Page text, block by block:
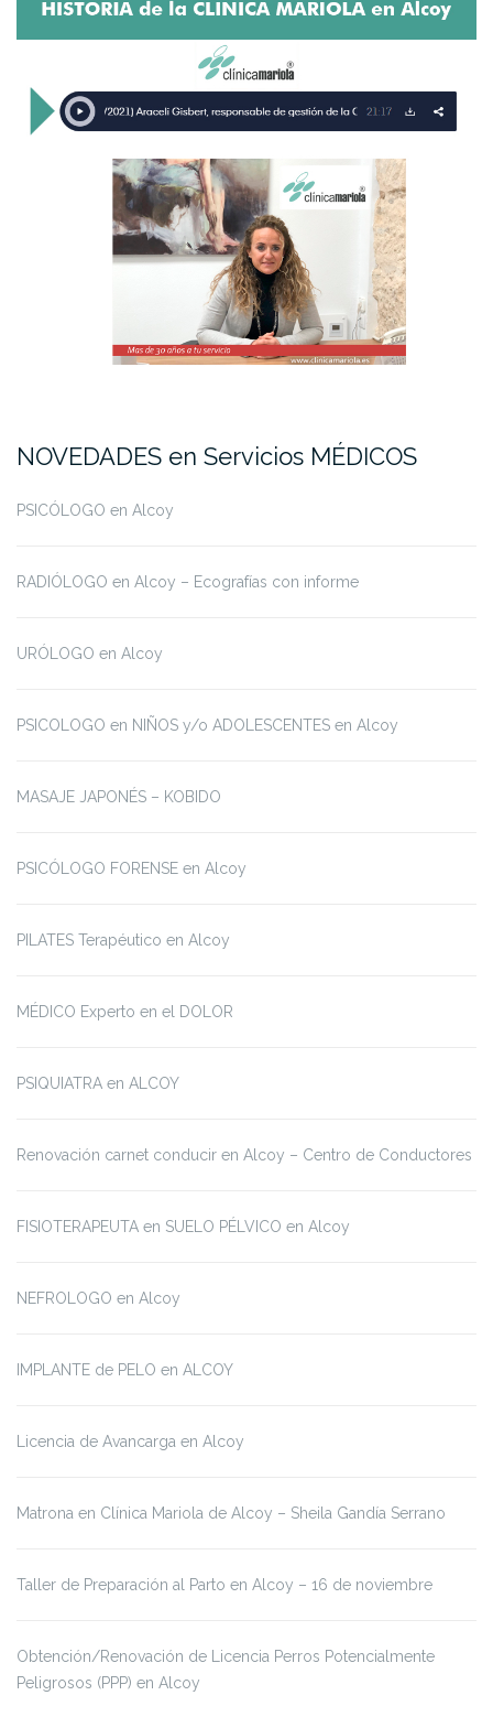
NOVEDADES en Servicios MÉDICOS
PSICÓLOGO en Alcoy
RADIÓLOGO en Alcoy – Ecografías con informe
URÓLOGO en Alcoy
PSICOLOGO en NIÑOS y/o ADOLESCENTES en Alcoy
MASAJE JAPONÉS – KOBIDO
PSICÓLOGO FORENSE en Alcoy
PILATES Terapéutico en Alcoy
MÉDICO Experto en el DOLOR
PSIQUIATRA en ALCOY
Renovación carnet conducir en Alcoy – Centro de Conductores
FISIOTERAPEUTA en SUELO PÉLVICO en Alcoy
NEFROLOGO en Alcoy
IMPLANTE de PELO en ALCOY
Licencia de Avancarga en Alcoy
Matrona en Clínica Mariola de Alcoy – Sheila Gandía Serrano
Taller de Preparación al Parto en Alcoy – 16 de noviembre
Obtención/Renovación de Licencia Perros Potencialmente
Peligrosos (PPP) en Alcoy